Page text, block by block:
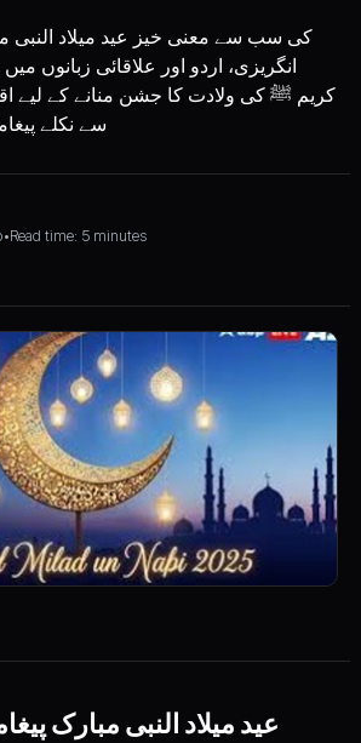
انگریزی، اردو اور علاقائی زبانوں
کریم ﷺ کی ولادت کا جشن منانے کے لیے
سے نکلے
•Read time: 5 minutes
عید میلاد النبی مبارک